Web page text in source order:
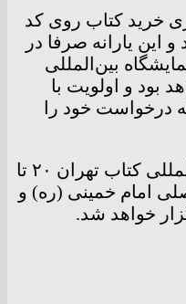
خرید کتاب روی کد
یارانه صرفا در
بین‌المللی
بود و اولویت با
درخواست خود را
سی‌وچهارمین نمایشگاه بین‌المللی کتاب تهران ۲۰ تا
۱۴۰۲ در مصلی امام خمینی (ره) و
خواهد شد.